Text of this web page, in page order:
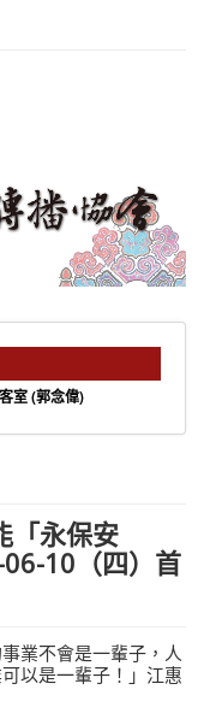
室 (郭念偉)
「永保安
10（四）首
事業不會是一輩子，人
以是一輩子！」江惠